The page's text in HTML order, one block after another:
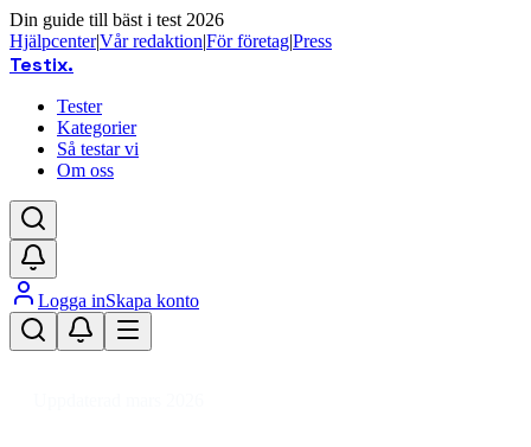
Din guide till bäst i test 2026
Hjälpcenter|Vår redaktion|För företag|Press
Testix.
Tester
Kategorier
Så testar vi
Om oss
Logga inSkapa konto